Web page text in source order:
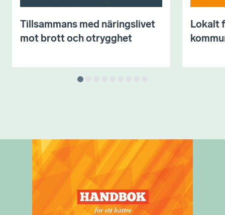
Tillsammans med näringslivet
mot brott och otrygghet
Lokalt